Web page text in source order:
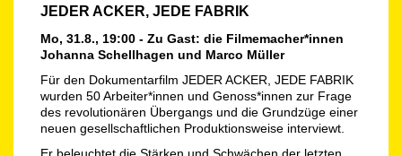
JEDER ACKER, JEDE FABRIK
Mo, 31.8., 19:00 - Zu Gast: die Filmemacher*innen
Johanna Schellhagen und Marco Müller
Für den Dokumentarfilm JEDER ACKER, JEDE FABRIK
wurden 50 Arbeiter*innen und Genoss*innen zur Frage
des revolutionären Übergangs und die Grundzüge einer
neuen gesellschaftlichen Produktionsweise interviewt.